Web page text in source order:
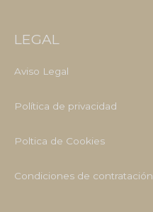
LEGAL
Aviso Legal
Política de privacidad
Poltica de Cookies
Condiciones de contratación